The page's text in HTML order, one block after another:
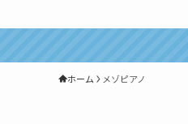
ホーム メゾピアノ